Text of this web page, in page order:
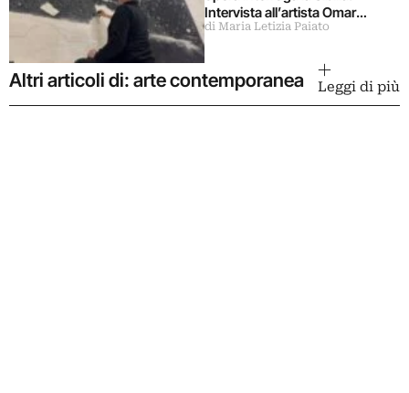
Intervista all’artista Omar
Galliani
di Maria Letizia Paiato
Altri articoli di: arte contemporanea Leggi di più